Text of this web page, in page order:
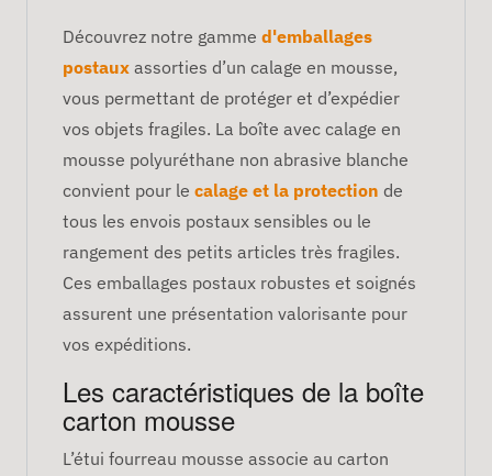
Découvrez notre gamme d'emballages
postaux assorties d’un calage en mousse,
vous permettant de protéger et d’expédier
vos objets fragiles. La boîte avec calage en
mousse polyuréthane non abrasive blanche
convient pour le calage et la protection de
tous les envois postaux sensibles ou le
rangement des petits articles très fragiles.
Ces emballages postaux robustes et soignés
assurent une présentation valorisante pour
vos expéditions.
Les caractéristiques de la boîte
carton mousse
L’étui fourreau mousse associe au carton